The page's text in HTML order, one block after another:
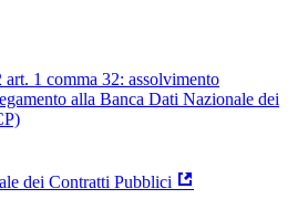
1 comma 32: assolvimento
alla Banca Dati Nazionale dei
dei Contratti Pubblici